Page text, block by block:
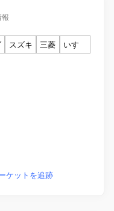
報
スズキ 三菱
いすゞ
ケットを追跡